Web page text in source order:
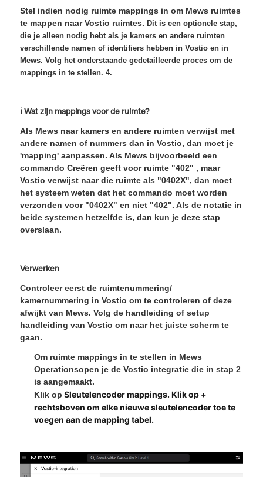
Stel indien nodig ruimte mappings in om Mews ruimtes
te mappen naar Vostio ruimtes.Dit is eenoptionele stap,
die je alleen nodig hebt als je kamers en andere ruimten
verschillende namen of identifiers hebben in Vostio en in
Mews. Volg het onderstaande gedetailleerde proces om de
mappings in te stellen.4.
ℹ️ Wat zijn mappings voor de ruimte?
Als Mews naar kamers en andere ruimten verwijst met
andere namen of nummers dan in Vostio, dan moet je
'mapping' aanpassen. Als Mews bijvoorbeeld een
commando Creëren geeft voor ruimte "402" , maar
Vostio verwijst naar die ruimte als "0402X", dan moet
het systeem weten dat het commando moet worden
verzonden voor "0402X" en niet "402". Als de notatie in
beide systemen hetzelfde is, dan kun je deze stap
overslaan.
Verwerken
Controleer eerst de ruimtenummering/
kamernummering in Vostio om te controleren of deze
afwijkt van Mews. Volg de handleiding of setup
handleiding van Vostio om naar het juiste scherm te
gaan.
Om ruimte mappings in te stellen in Mews
Operationsopen je de Vostio integratie die in stap 2
is aangemaakt.
Klik op Sleutelencoder mappings. Klik op +
rechtsboven om elke nieuwe sleutelencoder toe te
voegen aan de mapping tabel.